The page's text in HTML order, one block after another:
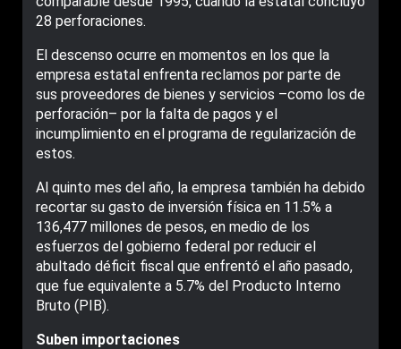
28 perforaciones.
El descenso ocurre en momentos en los que la
empresa estatal enfrenta reclamos por parte de
sus proveedores de bienes y servicios –como los de
perforación– por la falta de pagos y el
incumplimiento en el programa de regularización de
estos.
Al quinto mes del año, la empresa también ha debido
recortar su gasto de inversión física en 11.5% a
136,477 millones de pesos, en medio de los
esfuerzos del gobierno federal por reducir el
abultado déficit fiscal que enfrentó el año pasado,
que fue equivalente a 5.7% del Producto Interno
Bruto (PIB).
Suben importaciones